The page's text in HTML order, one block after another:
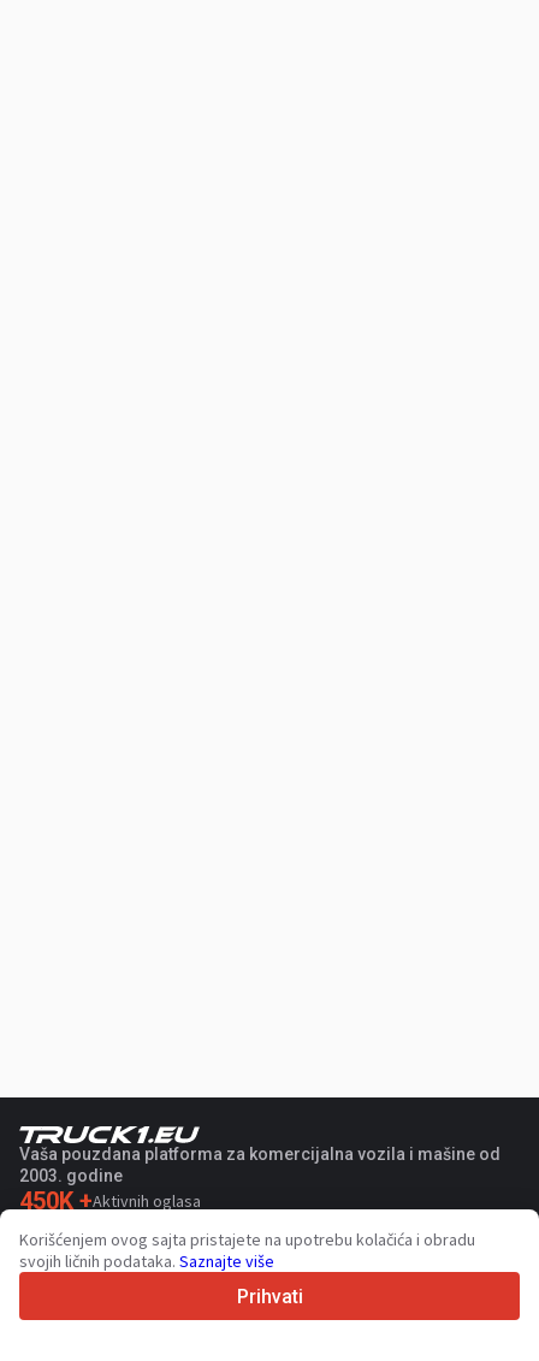
Vaša pouzdana platforma za komercijalna vozila i mašine od
2003. godine
450K +Aktivnih oglasa
70+Zemalja širom sveta
36Podržanih jezika
Trustpilot
Korišćenjem ovog sajta pristajete na upotrebu kolačića i obradu
svojih ličnih podataka. Saznajte više
Prihvati